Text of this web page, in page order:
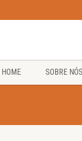
HOME SOBRE NÓS